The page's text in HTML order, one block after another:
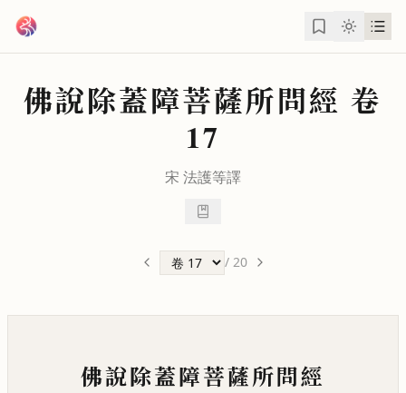
佛說除蓋障菩薩所問經 卷
17
宋 法護等譯
/ 20
佛說除蓋障菩薩所問經